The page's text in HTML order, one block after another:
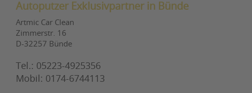
Autoputzer Exklusivpartner in Bünde
Artmic Car Clean
Zimmerstr. 16
D-32257 Bünde
Tel.: 05223-4925356
Mobil: 0174-6744113